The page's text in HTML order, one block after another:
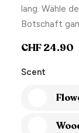
lang. Wähle
Botschaft
CHF24.90
Scent